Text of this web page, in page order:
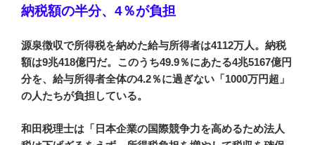
納税額の半分、4％が負担
源泉徴収で所得税を納めた給与所得者は4112万人。納税
額は9兆418億円だ。このうち49.9％にあたる4兆5167億円
分を、給与所得者全体の4.2％に過ぎない「1000万円超」
の人たちが負担している。
和田税理士は「日本企業の国際競争力を高めるため法人